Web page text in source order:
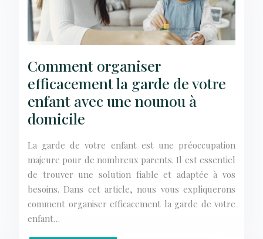
Comment organiser
efficacement la garde de votre
enfant avec une nounou à
domicile
La garde de votre enfant est une préoccupation
majeure pour de nombreux parents. Il est essentiel
de trouver une solution fiable et adaptée à vos
besoins. Dans cet article, nous vous expliquerons
comment organiser efficacement la garde de votre
enfant…